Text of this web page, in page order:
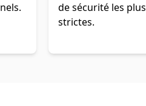
de sécurité les plus
strictes.